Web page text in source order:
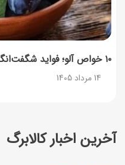
آخرین اخبار کالابرگ
۱۰ خواص آلو؛ فواید شگفت‌انگیز این میوه برای سلامت بدن
14 مرداد 1405